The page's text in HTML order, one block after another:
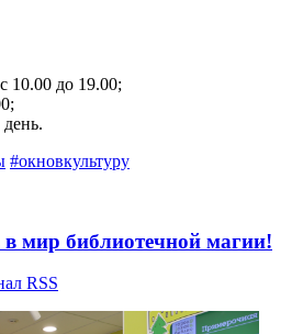
10.00 до 19.00;
#окновкультуру
мир библиотечной магии!
RSS